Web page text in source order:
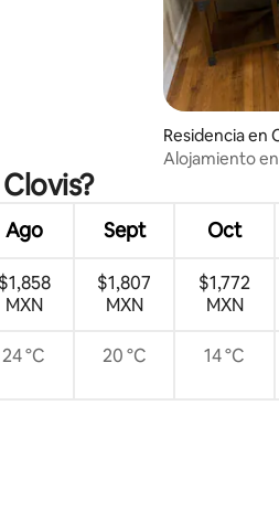
Residencia en
Alojamiento
Ago Sept Oct
$1,858
MXN
$1,807
MXN
$1,772
MXN
24 °C 20 °C 14 °C